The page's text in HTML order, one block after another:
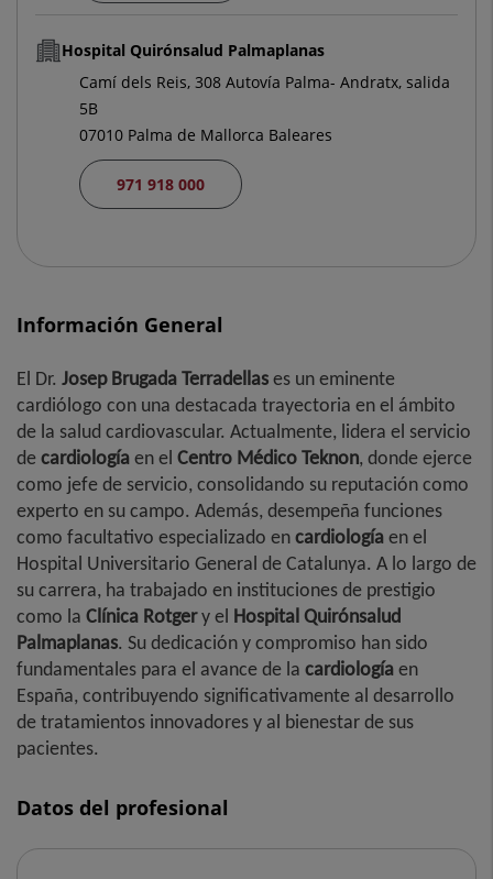
Hospital Quirónsalud Palmaplanas
Camí dels Reis, 308 Autovía Palma- Andratx, salida
5B
07010 Palma de Mallorca Baleares
971 918 000
Información General
El Dr. Josep Brugada Terradellases un eminente
cardiólogo con una destacada trayectoria en el ámbito
de la salud cardiovascular. Actualmente, lidera el servicio
decardiologíaen el Centro Médico Teknon, donde ejerce
como jefe de servicio, consolidando su reputación como
experto en su campo. Además, desempeña funciones
como facultativo especializado encardiologíaen el
Hospital Universitario General de Catalunya. A lo largo de
su carrera, ha trabajado en instituciones de prestigio
como la Clínica Rotgery el Hospital Quirónsalud
Palmaplanas. Su dedicación y compromiso han sido
fundamentales para el avance de la cardiologíaen
España, contribuyendo significativamente al desarrollo
de tratamientos innovadores y al bienestar de sus
pacientes.
Datos del profesional